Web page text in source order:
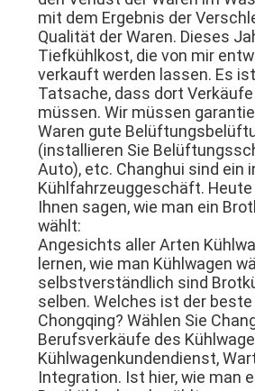
RECHTSSACHEN
SITEMAP
mit dem Ergebnis der
Qualität der Waren. Dieses
Tiefkühlkost, die von mir
verkauft werden lassen. Es
Tatsache, dass dort
müssen. Wir müssen
Waren gute
(installieren Sie
Auto), etc. Changhui sind ein
Kühlfahrzeuggeschäft.
Ihnen sagen, wie man ein
wählt:
Angesichts aller Arten
lernen, wie man Kühlwagen
selbstverständlich sind
selben. Welches ist der beste
Chongqing? Wählen Sie
Berufsverkäufe des
Kühlwagenkundendienst,
Integration. Ist hier, wie man